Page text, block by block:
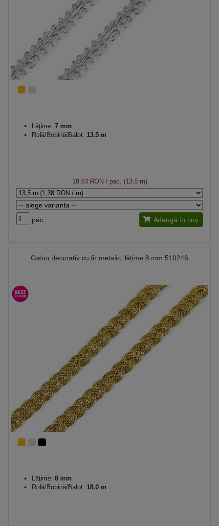
Lăţime: 7 mm
Rolă/Bobină/Balot: 13.5 m
18,63 RON/ pac. (13,5 m)
pac. Adaugă în coș
Galon decorativ cu fir metalic, lățime 8 mm 510246
Lăţime: 8 mm
Rolă/Bobină/Balot: 18.0 m